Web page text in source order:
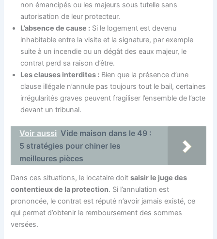
non émancipés ou les majeurs sous tutelle sans
autorisation de leur protecteur.
L’absence de cause : Si le logement est devenu
inhabitable entre la visite et la signature, par exemple
suite à un incendie ou un dégât des eaux majeur, le
contrat perd sa raison d’être.
Les clauses interdites : Bien que la présence d’une
clause illégale n’annule pas toujours tout le bail, certaines
irrégularités graves peuvent fragiliser l’ensemble de l’acte
devant un tribunal.
Voir aussi Vide maison dans le 49 :
5 stratégies pour chiner les
meilleures pièces
Dans ces situations, le locataire doitsaisir le juge des
contentieux de la protection. Si l’annulation est
prononcée, le contrat est réputé n’avoir jamais existé, ce
qui permet d’obtenir le remboursement des sommes
versées.